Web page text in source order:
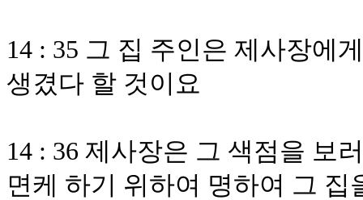
14 : 35 그 집 주인은 제사장에
생겼다 할 것이요
14 : 36 제사장은 그 색점을 보
면케 하기 위하여 명하여 그